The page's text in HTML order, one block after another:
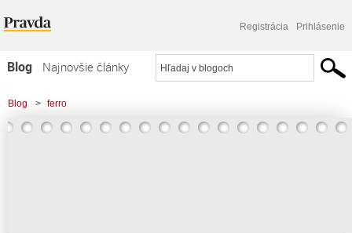
Registrácia Prihlásenie
Blog
Najnovšie články
Najčítanejšie články
Najkomentovanejšie články
Blog > ferro
> Šimečka ml. ťahá Slovenskú republiku na Východ a von z Európskej únie!